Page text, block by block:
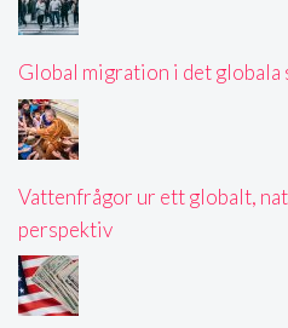
Global migration i det globala
Vattenfrågor ur ett globalt,
perspektiv